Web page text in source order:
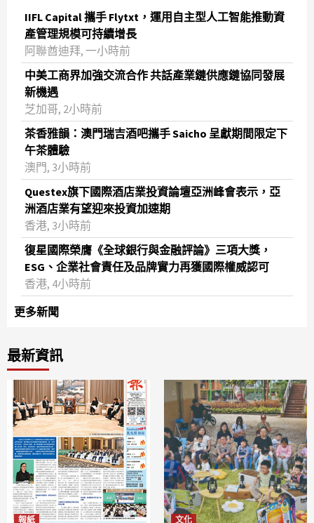
IIFL Capital 攜手 Flytxt，運用自主型人工智能推動資
產管理規模可持續增長
阿聯酋迪拜, 一小時前
中美工商界加強交流合作 共話產業鏈供應鏈協同發展
新機遇
芝加哥, 2小時前
茶香雅韻：澳門瑞吉酒吧攜手 Saicho 呈獻期間限定下
午茶體驗
澳門, 3小時前
Questex旗下國際酒店業投資論壇亞洲峰會表示，亞
洲酒店業有望迎來投資加速期
香港, 3小時前
復星國際榮膺《全球銀行與金融評論》三項大獎，
ESG、企業社會責任及品牌實力再獲國際權威認可
香港, 4小時前
更多新聞
最新資訊
報紙 文化